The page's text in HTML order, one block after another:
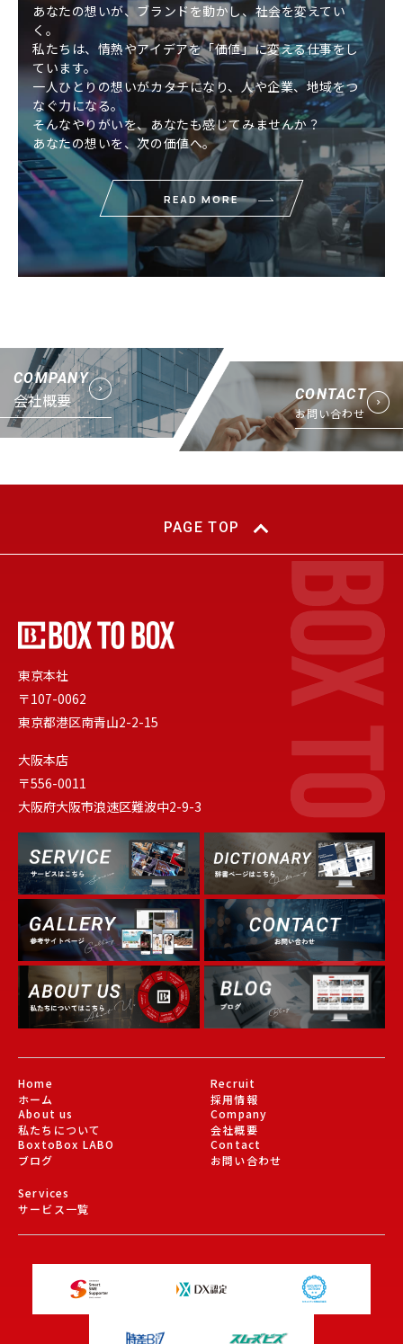
あなたの想いが、ブランドを動かし、社会を変えてい
く。
私たちは、情熱やアイデアを「価値」に変える仕事をし
ています。
一人ひとりの想いがカタチになり、人や企業、地域をつ
なぐ力になる。
そんなやりがいを、あなたも感じてみませんか？
あなたの想いを、次の価値へ。
READ MORE
COMPANY
会社概要 CONTACT
お問い合わせ
PAGE TOP
東京本社
〒107-0062
東京都港区南青山2-2-15
大阪本店
〒556-0011
大阪府大阪市浪速区難波中2-9-3
Service Dictionary
Gallery
About Us Blog
Home
ホーム
About us
私たちについて
BoxtoBox LABO
ブログ
Recruit
採用情報
Company
会社概要
Contact
お問い合わせ
Services
サービス一覧